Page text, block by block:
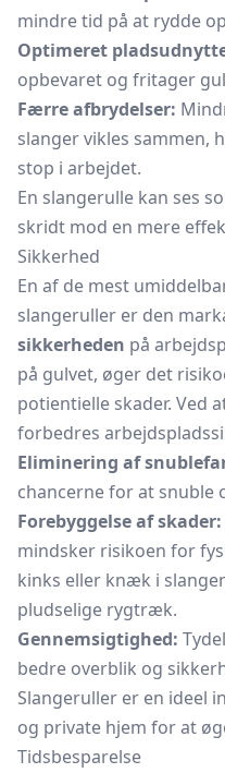
mindre tid på at rydde
Optimeret
opbevaret og fritager
Færre afbrydelser:
slanger vikles sammen,
stop i arbejdet.
En slangerulle kan ses
skridt mod en mere
Sikkerhed
En af de mest
slangeruller er den
sikkerheden på
på gulvet, øger det
potientielle skader. Ved
forbedres
Eliminering af
chancerne for at snuble
Forebyggelse af skader:
mindsker risikoen for
kinks eller knæk i
pludselige rygtræk.
Gennemsigtighed:
bedre overblik og
Slangeruller er en ideel
og private hjem for at
Tidsbesparelse